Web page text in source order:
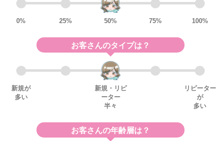
いただけるよう、単価の高いコースでトップクラスのバックとなりま
す。
【当店が求めるセラピスト】
・真面目に出勤していただける方
・健康な方
とくに難しいことは求めませんが、きちんと働いていただける方を募集
0% 25% 50% 75% 100%
お客さんのタイプは？
新規が
多い
新規・リピ
ーター
半々
リピーター
が
多い
お客さんの年齢層は？